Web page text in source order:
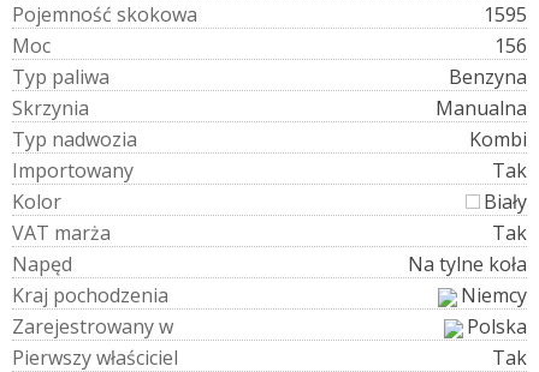
Pojemność skokowa
1595
Moc
156
Typ paliwa
Benzyna
Skrzynia
Manualna
Typ nadwozia
Kombi
Importowany
Tak
Kolor
Biały
VAT marża
Tak
Napęd
Na tylne koła
Kraj pochodzenia
Niemcy
Zarejestrowanyw
Polska
Pierwszywłaściciel
Tak